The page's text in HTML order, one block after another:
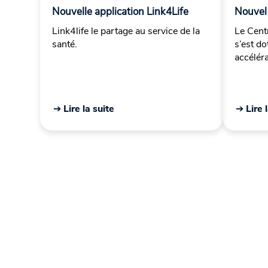
Nouvelle application Link4Life
Link4life le partage au service de la
santé.
➔ Lire la suite
Le
s’est
➔ Lire